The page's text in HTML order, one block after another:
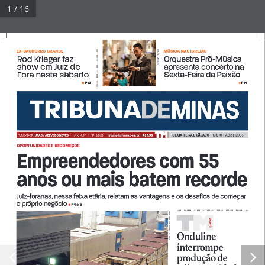
Pular
o
conteúdo
Tribuna Impressa
© 2026 Tribuna Impressa• Built withGeneratePress
Rod Krieger faz
show em Juiz de
Rod Krieger faz
show em Juiz de
Rod Krieger faz
Fora neste sábado
EX-CACHORRO GRANDE
• P12
Orquestra Pró-Música
apresenta concerto na
Sexta-Feira da Paixão
MÚSICA NAS IGREJAS
• P14
BRUNO MATTOS
Juiz-foranas, nessa faixa etária, relatam as vantagens e os desafios de começar
o próprio negócio • P4 e 5
Empreendedores com 55
anos ou mais batem recorde
OPORTUNIDADES E RECOMEÇOS
MARCELO RIBEIRO ARQUIVO TM Onduline
interrompe
produção de
interrompe
produção de
interrompe
produção de
produção de
Di
A A DiA
FUNDADOR JURACY AZEVEDO NEVES | Ano XLIV   |   Nº  9.629  | tribunademinas.com.br
  |
R$ 3,50 SEXTA-FEIRA E SÁBADO |  18 E 19  |  ABR  |   2025
1 / 16